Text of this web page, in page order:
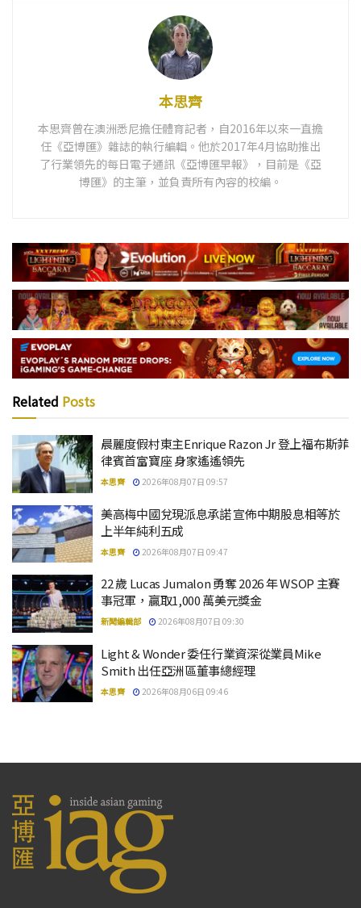
本思齊
本思齊曾在澳洲悉尼擔任體育記者，自2016年以來一直擔
任《亞博匯》雜誌的執行編輯。他於2017年4月協助推出
了行業領先的每日電子通訊《亞博匯早報》，目前是《亞
博匯》的主筆，並負責所有內容的校編。
Related Posts
晨麗度假村東主Enrique Razon Jr 登上福布斯菲
律賓首富寶座 身家遙遙領先
本思齊 2026年08月07日 09:57
美高梅中國兌現派息承諾 宣佈中期股息相等於
上半年純利五成
本思齊 2026年08月07日 09:47
22 歲 Lucas Jumalon 勇奪 2026 年 WSOP 主賽
事冠軍，贏取1,000 萬美元獎金
新聞編輯部 2026年08月07日 09:30
Light & Wonder 委任行業資深從業員Mike
Smith 出任亞洲區董事總經理
本思齊 2026年08月06日 09:46